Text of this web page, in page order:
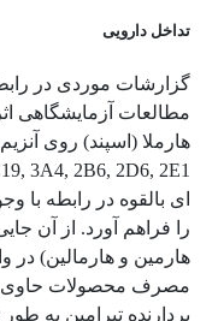
تداخل دارویی
گزارشات موردی در
مطالعات آزمایشگاهی
ای بالقوه در رابطه با
را فراهم آورد. از آن
بردارنده تیرامین به